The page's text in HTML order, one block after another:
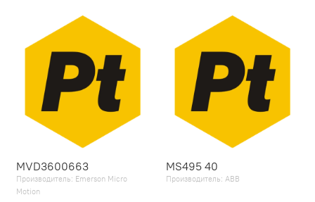
MVD3600663
Производитель: Emerson Micro
Motion
MS495 40
Производитель: ABB